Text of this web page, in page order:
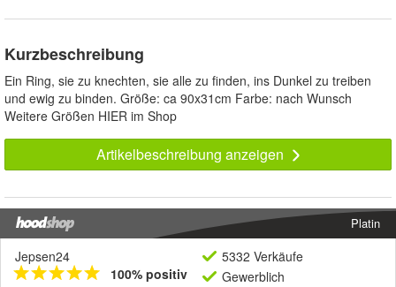
Kurzbeschreibung
Ein Ring, sie zu knechten, sie alle zu finden, ins Dunkel zu treiben
und ewig zu binden. Größe: ca 90x31cm Farbe: nach Wunsch
Weitere Größen HIER im Shop
Artikelbeschreibung anzeigen
Platin
Jepsen24
100% positiv
5332 Verkäufe
Gewerblich